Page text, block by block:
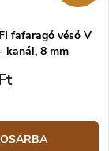
fafaragó véső V
kanál, 8 mm